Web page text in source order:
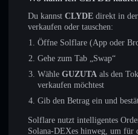
Du kannst CLYDE direkt in der
verkaufen oder tauschen:
Öffne Solflare (App oder
Gehe zum Tab „Swap“
Wähle GUZUTA als den
verkaufen möchtest
Gib den Betrag ein und
Solflare nutzt intelligentes
Solana-DEXes hinweg, um für